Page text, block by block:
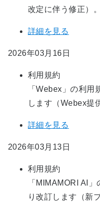
改定に伴う修正）。
詳細を見る
2026年03月16日
利用規約
「Webex」の利
します（Webex提
詳細を見る
2026年03月13日
利用規約
「MIMAMORI AI
り改訂します（新